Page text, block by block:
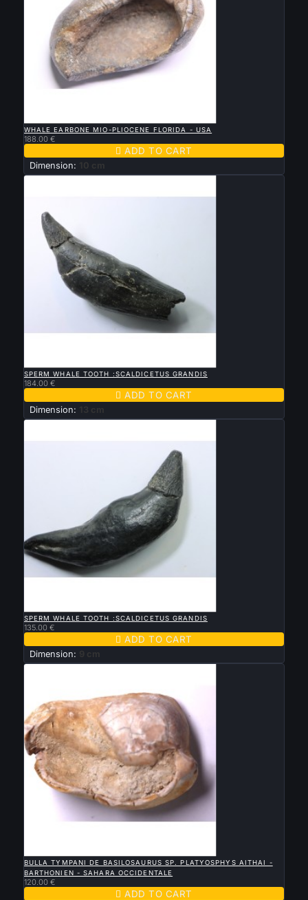
WHALE EARBONE MIO-PLIOCENE FLORIDA - USA
188.00 €
 ADD TO CART
Dimension: 10 cm
SPERM WHALE TOOTH :SCALDICETUS GRANDIS
184.00 €
 ADD TO CART
Dimension: 13 cm
SPERM WHALE TOOTH :SCALDICETUS GRANDIS
135.00 €
 ADD TO CART
Dimension: 9 cm
BULLA TYMPANI DE BASILOSAURUS SP. PLATYOSPHYS AITHAI -
BARTHONIEN - SAHARA OCCIDENTALE
120.00 €
 ADD TO CART